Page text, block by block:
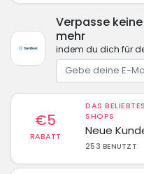
Verpasse
mehr
indem du dich für
€5
RABATT
DAS
SHOPS
Neue
253 BENUTZT